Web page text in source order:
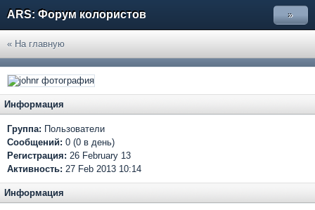
ARS: Форум колористов »
« На главную
Информация
Группа: Пользователи
Сообщений: 0 (0 в день)
Регистрация: 26 February 13
Активность: 27 Feb 2013 10:14
Информация